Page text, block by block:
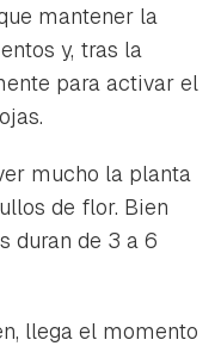
mantener la
y, tras la
para activar el
mucho la planta
de flor. Bien
duran de 3 a 6
llega el momento